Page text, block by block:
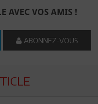
AVEC VOS AMIS !
ABONNEZ-VOUS